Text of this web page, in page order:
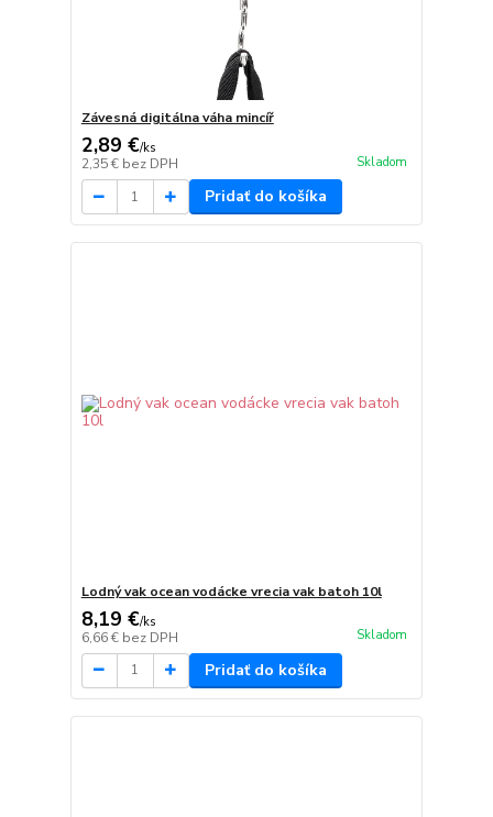
Závesná digitálna váha mincíř
2,89 €/ks
2,35 € bez DPH Skladom
Pridať do košíka
Lodný vak ocean vodácke vrecia vak batoh 10l
8,19 €/ks
6,66 € bez DPH Skladom
Pridať do košíka